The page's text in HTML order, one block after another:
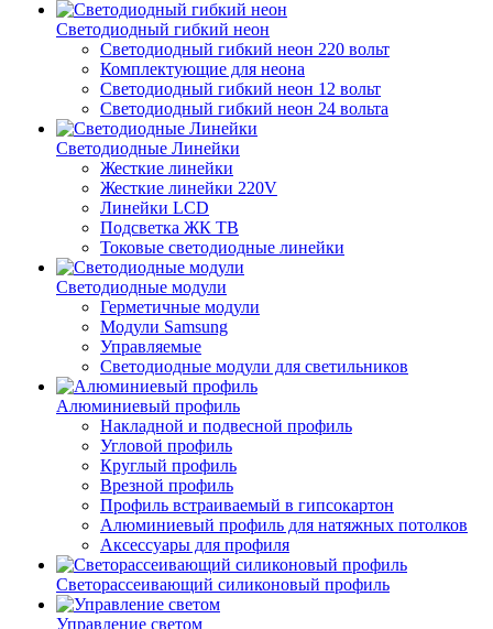
Светодиодный гибкий неон
Светодиодный гибкий неон 220 вольт
Комплектующие для неона
Светодиодный гибкий неон 12 вольт
Светодиодный гибкий неон 24 вольта
Светодиодные Линейки
Жесткие линейки
Жесткие линейки 220V
Линейки LCD
Подсветка ЖК ТВ
Токовые светодиодные линейки
Светодиодные модули
Герметичные модули
Модули Samsung
Управляемые
Светодиодные модули для светильников
Алюминиевый профиль
Накладной и подвесной профиль
Угловой профиль
Круглый профиль
Врезной профиль
Профиль встраиваемый в гипсокартон
Алюминиевый профиль для натяжных потолков
Аксессуары для профиля
Светорассеивающий силиконовый профиль
Управление светом